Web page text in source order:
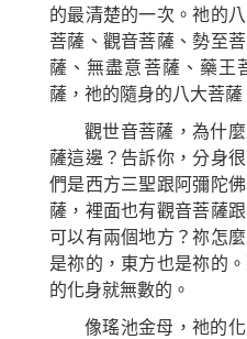
的最清楚的一次。祂的
菩薩、觀音菩薩、勢至
薩、無盡意菩薩、藥王
薩，祂的隨身的八大菩薩
觀世音菩薩，為什
薩這邊？告訴你，分身
們是西方三聖跟阿彌陀
薩，裡面也有觀音菩薩
可以有兩個地方？祢怎
是祢的，東方也是祢的
的化身就無數的。
像瑤池金母，祂的